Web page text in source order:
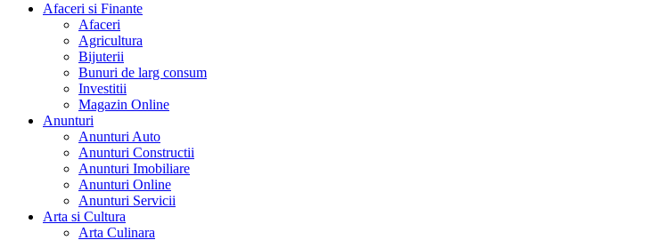
Afaceri si Finante
Afaceri
Agricultura
Bijuterii
Bunuri de larg consum
Investitii
Magazin Online
Anunturi
Anunturi Auto
Anunturi Constructii
Anunturi Imobiliare
Anunturi Online
Anunturi Servicii
Arta si Cultura
Arta Culinara